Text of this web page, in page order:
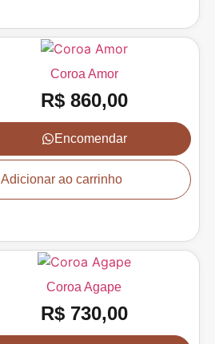
Coroa Amor
R$860,00
Encomendar
Adicionar ao carrinho
Coroa Agape
R$730,00